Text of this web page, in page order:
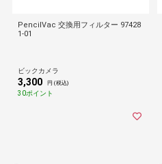
PencilVac 交換用フィルター 97428
1-01
ビックカメラ
3,300 円 (税込)
30ポイント